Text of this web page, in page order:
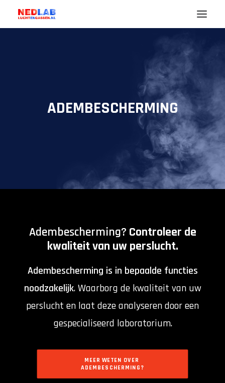
ADEMBESCHERMING
Adembescherming? Controleer de
kwaliteit van uw perslucht.
Adembescherming is in bepaalde functies
noodzakelijk. Waarborg de kwaliteit van uw
perslucht en laat deze analyseren door een
gespecialiseerd laboratorium.
MEER WETEN OVER
ADEMBESCHERMING?